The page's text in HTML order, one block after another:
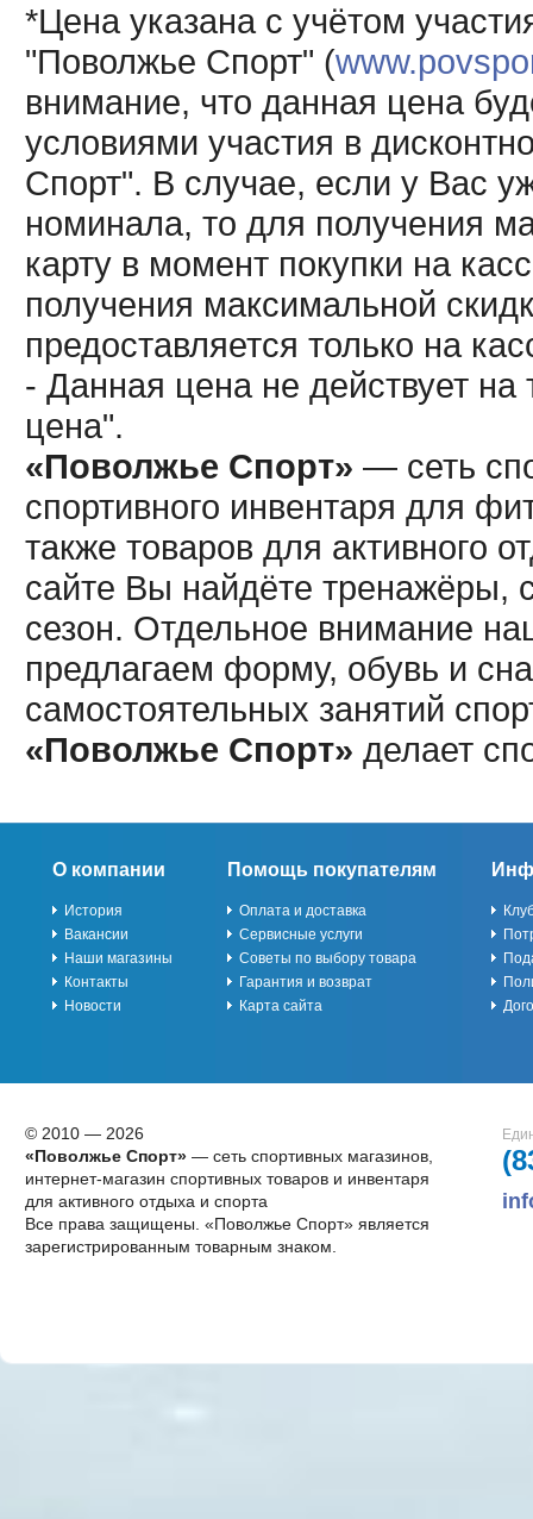
*Цена указана с учётом
"Поволжье Спорт" (
внимание, что данная цена
условиями участия в
Спорт". В случае, если у Вас
номинала, то для получения
карту в момент покупки на
получения максимальной
предоставляется только на
- Данная цена не действует
цена".
«Поволжье Спорт» — сеть
спортивного инвентаря для
также товаров для активного
сайте Вы найдёте тренажёры,
сезон. Отдельное внимание
предлагаем форму, обувь и
самостоятельных занятий
«Поволжье Спорт» делает
О компании
История
Вакансии
Наши магазины
Контакты
Новости
Помощь покупателям
Оплата и доставка
Сервисные услуги
Советы по выбору товара
Гарантия и возврат
Карта сайта
© 2010 — 2026
«Поволжье Спорт»— сеть спортивных магазинов,
интернет-магазин спортивных товаров и инвентаря
для активного отдыха и спорта
Все права защищены. «Поволжье Спорт» является
зарегистрированным товарным знаком.